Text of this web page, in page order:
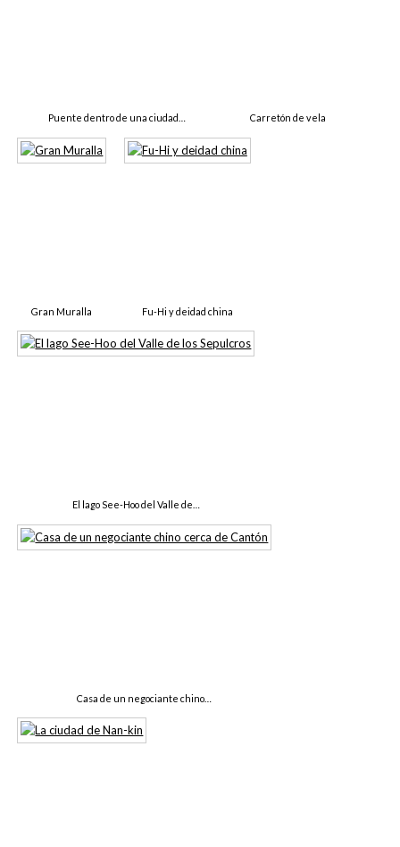
Puente dentro de una ciudad… Carretón de vela
Gran Muralla Fu-Hi y deidad china
El lago See-Hoo del Valle de…
Casa de un negociante chino…